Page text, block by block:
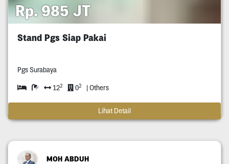
Rp. 985 JT
Stand Pgs Siap Pakai
Pgs Surabaya
122 02 | Others
Lihat Detail
MOH ABDUH